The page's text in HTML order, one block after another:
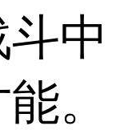
中
。